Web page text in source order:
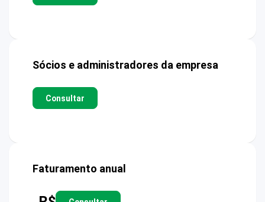
Sócios e administradores da empresa
Consultar
Faturamento anual